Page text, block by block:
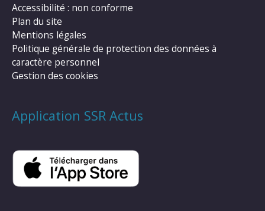
Accessibilité : non conforme
Plan du site
Mentions légales
Politique générale de protection des données à
caractère personnel
Gestion des cookies
Application SSR Actus